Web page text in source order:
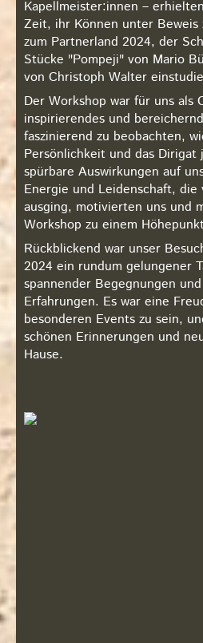
Kapellmeister:innen –
Zeit, ihr Können unter Beweis
zum Partnerland 2024, der
Stücke "Pompeji" von Mario
von Christoph Walter
Der Workshop war für uns als
inspirierendes und
faszinierend zu beobachten,
Persönlichkeit und das Dirigat
spürbare Auswirkungen auf
Energie und Leidenschaft,
ausging, motivierten uns und
Workshop zu einem
Rückblickend war unser
2024 ein rundum gelungener
spannender Begegnungen
Erfahrungen. Es war eine
besonderen Events zu sein,
schönen Erinnerungen und
Hause.